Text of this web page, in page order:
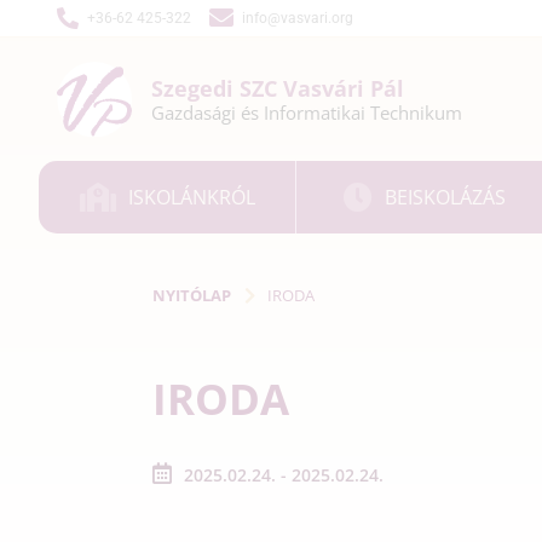
+36-62 425-322 info@vasvari.org
Szegedi SZC Vasvári Pál
Gazdasági és Informatikai Technikum
ISKOLÁNKRÓL BEISKOLÁZÁS
NYITÓLAP IRODA
IRODA
2025.02.24. - 2025.02.24.